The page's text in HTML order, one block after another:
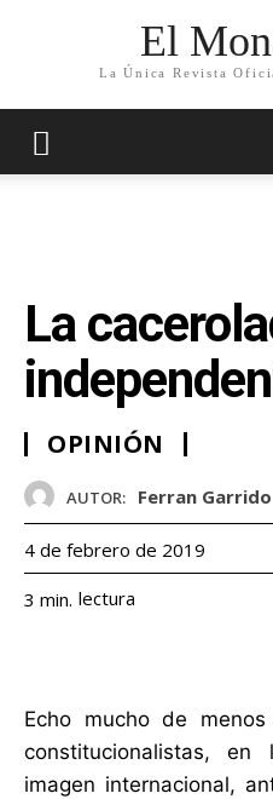
El
La Única Revista
La
OPINIÓN
AUTOR: Ferran Garrido
4 de febrero de 2019
3 min. lectura
Echo mucho de
constitucionalistas,
imagen internacional,